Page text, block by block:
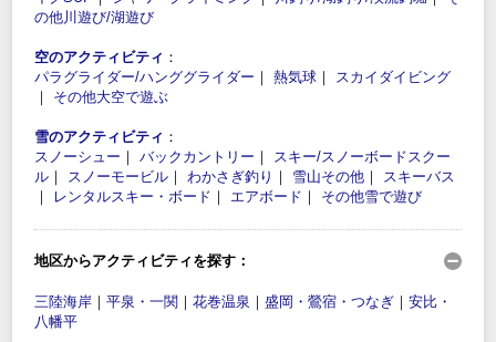
の他川遊び/湖遊び
空のアクティビティ ：
パラグライダー/ハンググライダー ｜ 熱気球 ｜ スカイダイビング
｜ その他大空で遊ぶ
雪のアクティビティ ：
スノーシュー ｜ バックカントリー ｜ スキー/スノーボードスクー
ル ｜ スノーモービル ｜ わかさぎ釣り ｜ 雪山その他 ｜ スキーバス
｜
レンタルスキー・ボード ｜ エアボード ｜ その他雪で遊び
地区からアクティビティを探す：
三陸海岸 ｜ 平泉・一関 ｜ 花巻温泉 ｜ 盛岡・鶯宿・つなぎ ｜ 安比・
八幡平